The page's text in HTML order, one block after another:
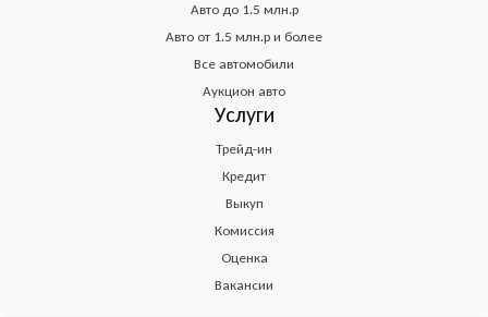
Авто до 1.5 млн.р
Авто от 1.5 млн.р и более
Все автомобили
Аукцион авто
Услуги
Трейд-ин
Кредит
Выкуп
Комиссия
Оценка
Вакансии